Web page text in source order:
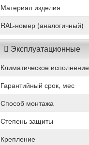
Материал изделия
RAL-номер (аналогичный)
Эксплуатационные
Климатическое исполнение
Гарантийный срок, мес
Способ монтажа
Степень защиты
Крепление